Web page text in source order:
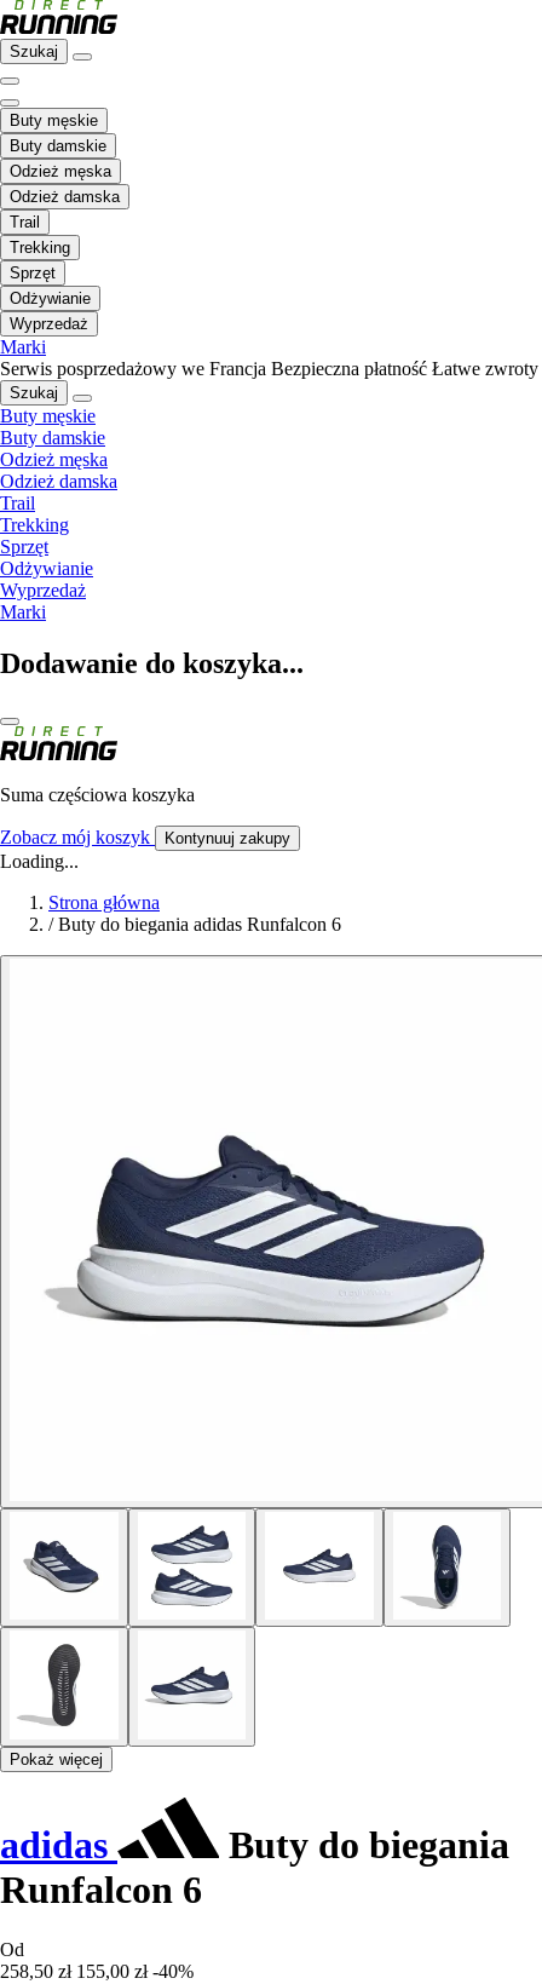
Szukaj
Buty męskie
Buty damskie
Odzież męska
Odzież damska
Trail
Trekking
Sprzęt
Odżywianie
Wyprzedaż
Marki
Serwis posprzedażowy we Francja Bezpieczna płatność Łatwe zwroty
Szukaj
Buty męskie
Buty damskie
Odzież męska
Odzież damska
Trail
Trekking
Sprzęt
Odżywianie
Wyprzedaż
Marki
Dodawanie do koszyka...
Suma częściowa koszyka
Zobacz mój koszyk Kontynuuj zakupy
Loading...
Strona główna
/ Buty do biegania adidas Runfalcon 6
Pokaż więcej
adidas
Buty do biegania
Runfalcon 6
Od
258,50 zł 155,00 zł -40%